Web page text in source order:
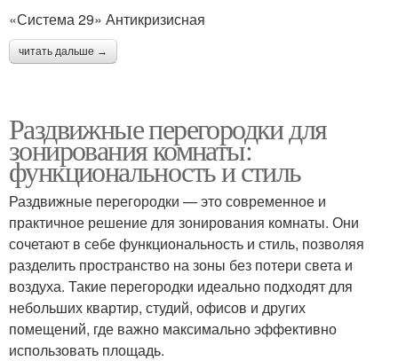
«Система 29» Антикризисная
читать дальше →
Раздвижные перегородки для
зонирования комнаты:
функциональность и стиль
Раздвижные перегородки — это современное и
практичное решение для зонирования комнаты. Они
сочетают в себе функциональность и стиль, позволяя
разделить пространство на зоны без потери света и
воздуха. Такие перегородки идеально подходят для
небольших квартир, студий, офисов и других
помещений, где важно максимально эффективно
использовать площадь.